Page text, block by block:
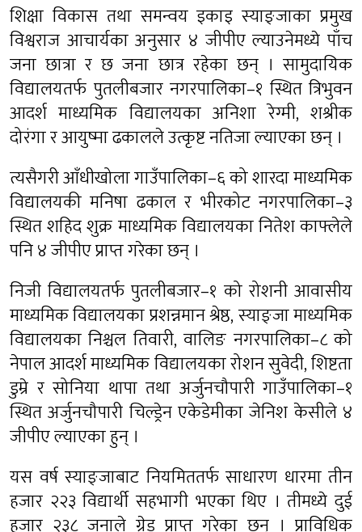
शिक्षा विकास तथा समन्वय इकाइ स्याङ्जाका प्रमुख
विश्वराज आचार्यका अनुसार ४ जीपीए ल्याउनेमध्ये पाँच
जना छात्रा र छ जना छात्र रहेका छन् । सामुदायिक
विद्यालयतर्फ पुतलीबजार नगरपालिका–१ स्थित त्रिभुवन
आदर्श माध्यमिक विद्यालयका अनिशा रेग्मी, शश्रीक
दोरंगा र आयुष्मा ढकालले उत्कृष्ट नतिजा ल्याएका छन् ।
त्यसैगरी आँधीखोला गाउँपालिका–६ को शारदा माध्यमिक
विद्यालयकी मनिषा ढकाल र भीरकोट नगरपालिका–३
स्थित शहिद शुक्र माध्यमिक विद्यालयका नितेश काफ्लेले
पनि ४ जीपीए प्राप्त गरेका छन् ।
निजी विद्यालयतर्फ पुतलीबजार–१ को रोशनी आवासीय
माध्यमिक विद्यालयका प्रशन्नमान श्रेष्ठ, स्याङ्जा माध्यमिक
विद्यालयका निश्चल तिवारी, वालिङ नगरपालिका–८ को
नेपाल आदर्श माध्यमिक विद्यालयका रोशन सुवेदी, शिष्टता
डुम्रे र सोनिया थापा तथा अर्जुनचौपारी गाउँपालिका–१
स्थित अर्जुनचौपारी चिल्ड्रेन एकेडेमीका जेनिश केसीले ४
जीपीए ल्याएका हुन् ।
यस वर्ष स्याङ्जाबाट नियमिततर्फ साधारण धारमा तीन
हजार २२३ विद्यार्थी सहभागी भएका थिए । तीमध्ये दुई
हजार २३८ जनाले ग्रेड प्राप्त गरेका छन् । प्राविधिक